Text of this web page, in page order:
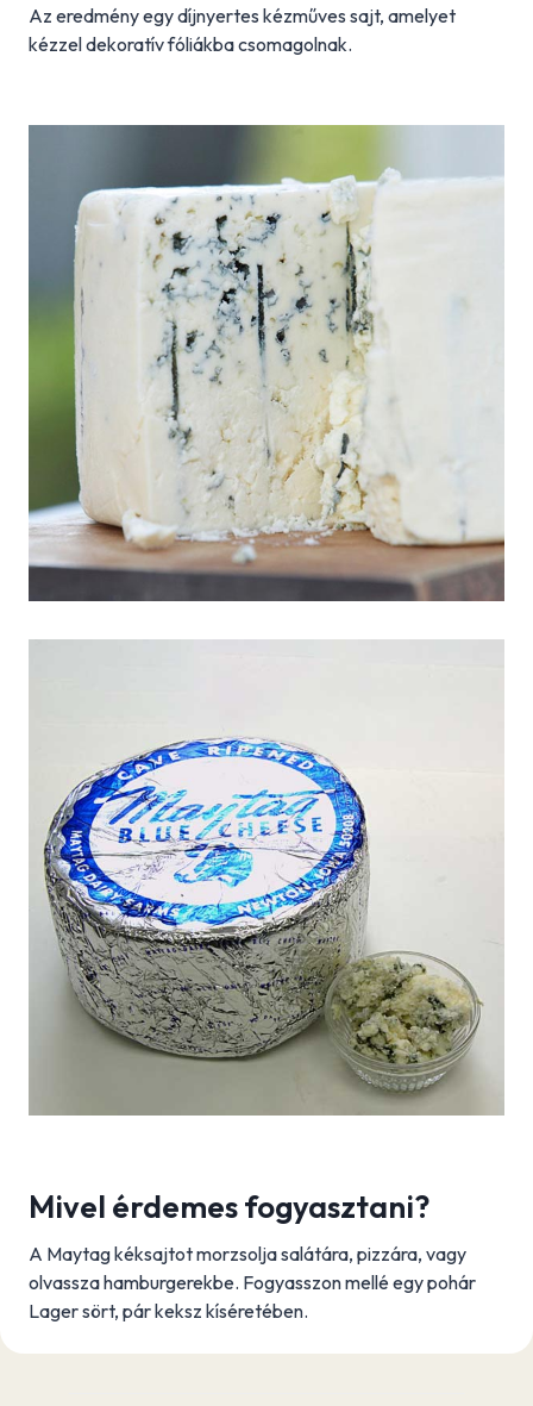
Az eredmény egy díjnyertes kézműves sajt, amelyet
kézzel dekoratív fóliákba csomagolnak.
Mivel érdemes fogyasztani?
A Maytag kéksajtot morzsolja salátára, pizzára, vagy
olvassza hamburgerekbe. Fogyasszon mellé egy pohár
Lager sört, pár keksz kíséretében.